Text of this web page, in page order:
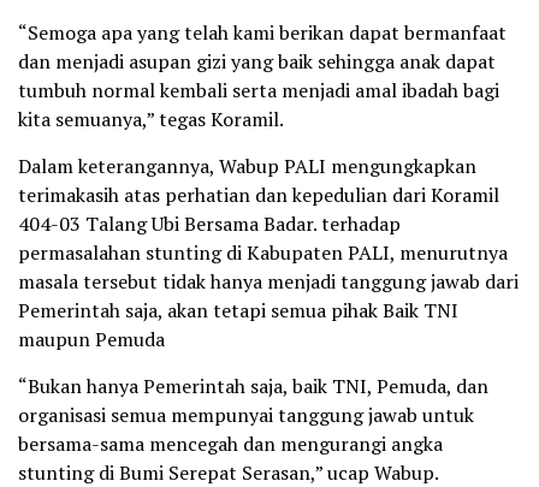
“Semoga apa yang telah kami berikan dapat bermanfaat
dan menjadi asupan gizi yang baik sehingga anak dapat
tumbuh normal kembali serta menjadi amal ibadah bagi
kita semuanya,” tegas Koramil.
Dalam keterangannya, Wabup PALI mengungkapkan
terimakasih atas perhatian dan kepedulian dari Koramil
404-03 Talang Ubi Bersama Badar. terhadap
permasalahan stunting di Kabupaten PALI, menurutnya
masala tersebut tidak hanya menjadi tanggung jawab dari
Pemerintah saja, akan tetapi semua pihak Baik TNI
maupun Pemuda
“Bukan hanya Pemerintah saja, baik TNI, Pemuda, dan
organisasi semua mempunyai tanggung jawab untuk
bersama-sama mencegah dan mengurangi angka
stunting di Bumi Serepat Serasan,” ucap Wabup.